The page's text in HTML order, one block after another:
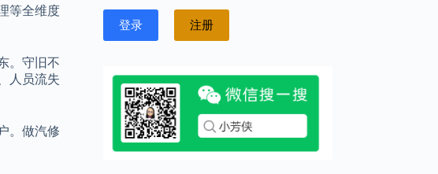
等全维度
。守旧不
人员流失
。做汽修
注册